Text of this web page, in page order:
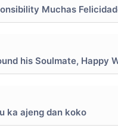
Muchas
his Soulmate, Happy
ka ajeng dan koko